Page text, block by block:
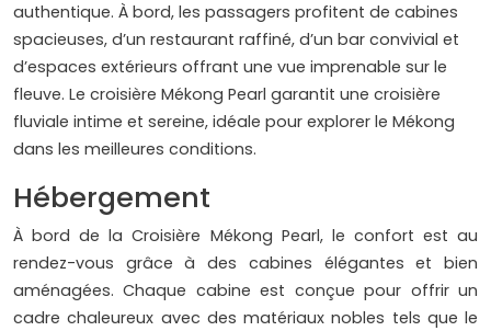
authentique. À bord, les passagers profitent de cabines
spacieuses, d’un restaurant raffiné, d’un bar convivial et
d’espaces extérieurs offrant une vue imprenable sur le
fleuve. Le croisière Mékong Pearl garantit une croisière
fluviale intime et sereine, idéale pour explorer le Mékong
dans les meilleures conditions.
Hébergement
À bord de la Croisière Mékong Pearl, le confort est au
rendez-vous grâce à des cabines élégantes et bien
aménagées. Chaque cabine est conçue pour offrir un
cadre chaleureux avec des matériaux nobles tels que le